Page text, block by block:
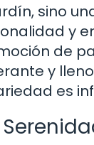
sino
y
de
y
es